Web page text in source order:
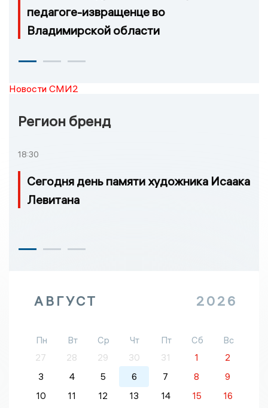
педагоге-извращенце во
Владимирской области
Новости СМИ2
Регион бренд
18:30
Сегодня день памяти художника Исаака
Левитана
АВГУСТ 2026
Пн Вт Ср Чт Пт Сб
Вс
27
28 29 30 31 1
2
3
4 5 6 7 8
9
10
11 12 13 14 15 16